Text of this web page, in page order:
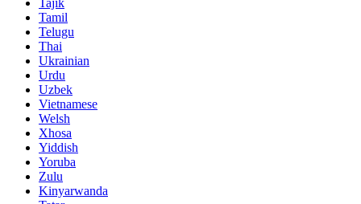
Tamil
Telugu
Thai
Ukrainian
Urdu
Uzbek
Vietnamese
Welsh
Xhosa
Yiddish
Yoruba
Zulu
Kinyarwanda